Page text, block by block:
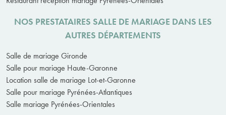
NOS PRESTATAIRES SALLE DE MARIAGE DANS LES
AUTRES DÉPARTEMENTS
Salle de mariage Gironde
Salle pour mariage Haute-Garonne
Location salle de mariage Lot-et-Garonne
Salle pour mariage Pyrénées-Atlantiques
Salle mariage Pyrénées-Orientales